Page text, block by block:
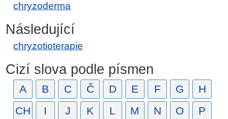
chryzoderma
Následující
chryzotioterapie
Cizí slova podle písmen
A B C Č D E F G
H
CH
I J K L M N O
P